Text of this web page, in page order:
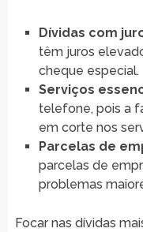
Dívidas com
têm juros
cheque especial.
Serviços
telefone, pois a
em corte nos
Parcelas de
parcelas de
problemas
Focar nas dívidas